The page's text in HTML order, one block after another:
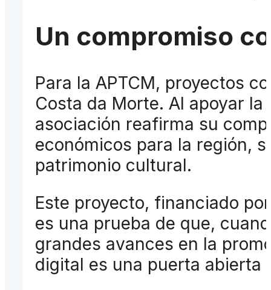
Un compromiso
Para la APTCM, proyectos
Costa da Morte. Al apoyar
asociación reafirma su
económicos para la región,
patrimonio cultural.
Este proyecto, financiado
es una prueba de que,
grandes avances en la
digital es una puerta abierta